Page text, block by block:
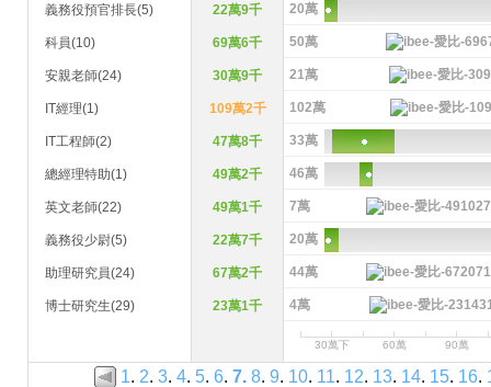
義務役預官排長(5) 22萬9千 20萬
科員(10) 69萬6千 50萬
安親老師(24) 30萬9千 21萬
IT經理(1) 109萬2千 102萬
IT工程師(2) 47萬8千 33萬
總經理特助(1) 49萬2千 46萬
英文老師(22) 49萬1千 7萬
義務役少尉(5) 22萬7千 20萬
助理研究員(24) 67萬2千 44萬
博士研究生(29) 23萬1千 4萬
30萬下 60萬 90萬
1. 2. 3. 4. 5. 6. 7. 8. 9. 10. 11. 12. 13. 14. 15. 16.